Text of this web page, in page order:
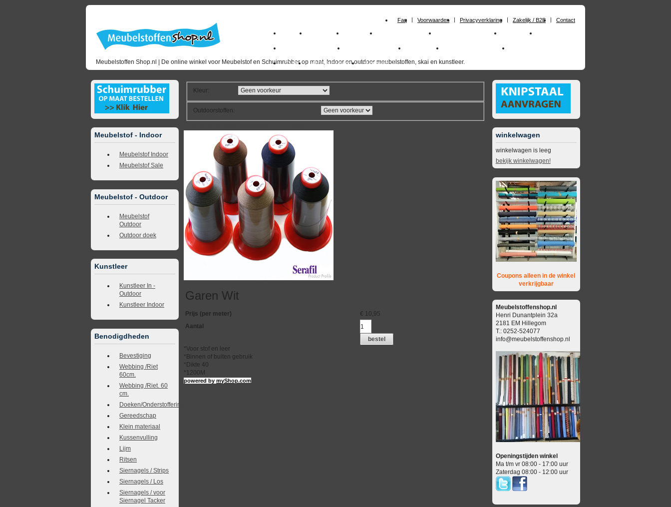
Faq Voorwaarden Privacyverklaring Zakelijk / B2B Contact
Meubelstoffen Shop.nl | De online winkel voor Meubelstof en Schuimrubber op maat, Indoor en outdoor meubelstoffen, skai en kunstleer.
Home Meubelstof Kunstleer Schuimrubberplaten Schuimrubber op maat Materialen
milano_outdoorstoffen skai kunstleer kopen outdoorstof skai_kunstleer outdoor
Outlet Meubelstof indoor duurzaam
Meubelstof - Indoor
Meubelstof Indoor
Meubelstof Sale
Meubelstof - Outdoor
Meubelstof
Outdoor
Outdoor doek
Kunstleer
Kunstleer In -
Outdoor
Kunstleer Indoor
Benodigdheden
Bevestiging
Webbing /Riet
60cm.
Webbing /Riet. 60
cm.
Doeken/Onderstoffering
Gereedschap
Klein materiaal
Kussenvulling
Lijm
Ritsen
Siernagels / Strips
Siernagels / Los
Siernagels / voor
Siernagel Tacker
Kleur:
Outdoorstoffen:
Garen Wit
Prijs (per meter) € 10,95
Aantal
bestel
*Voor stof en leer
*Binnen of buiten gebruik
*Dikte 40
*1200M
powered bymyShop.com
winkelwagen
winkelwagen is leeg
bekijk winkelwagen!
Coupons alleen in de winkel
verkrijgbaar
Meubelstoffenshop.nl
Henri Dunantplein 32a
2181 EM Hillegom
T.: 0252-524077
info@meubelstoffenshop.nl
Openingstijden winkel
Ma t/m vr 08:00 - 17:00 uur
Zaterdag 08:00 - 12:00 uur